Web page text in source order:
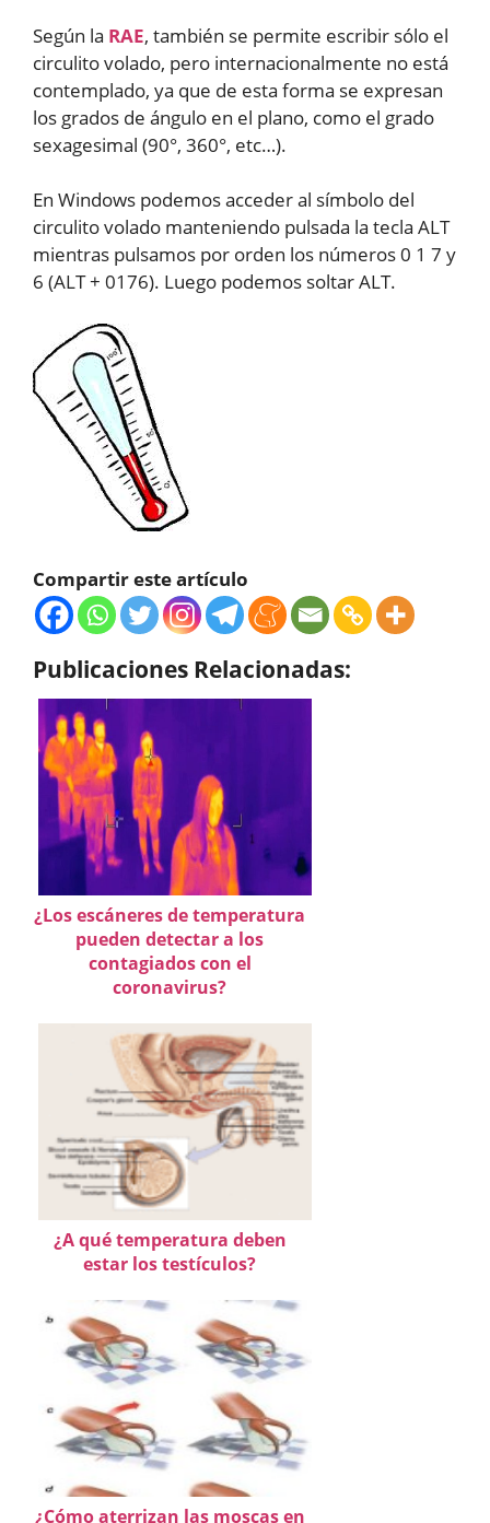
Según la RAE, también se permite escribir sólo el
circulito volado, pero internacionalmente no está
contemplado, ya que de esta forma se expresan
los grados de ángulo en el plano, como el grado
sexagesimal (90°, 360°, etc…).
En Windows podemos acceder al símbolo del
circulito volado manteniendo pulsada la tecla ALT
mientras pulsamos por orden los números 0 1 7 y
6 (ALT + 0176). Luego podemos soltar ALT.
Compartir este artículo
Publicaciones Relacionadas:
¿Los escáneres de temperatura
pueden detectar a los
contagiados con el
coronavirus?
¿A qué temperatura deben
estar los testículos?
¿Cómo aterrizan las moscas en